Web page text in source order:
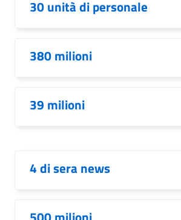
30 unità di personale
380 milioni
39 milioni
4 di sera news